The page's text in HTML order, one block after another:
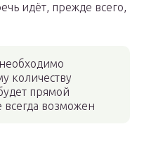
идёт, прежде всего,
количеству
прямой
возможен